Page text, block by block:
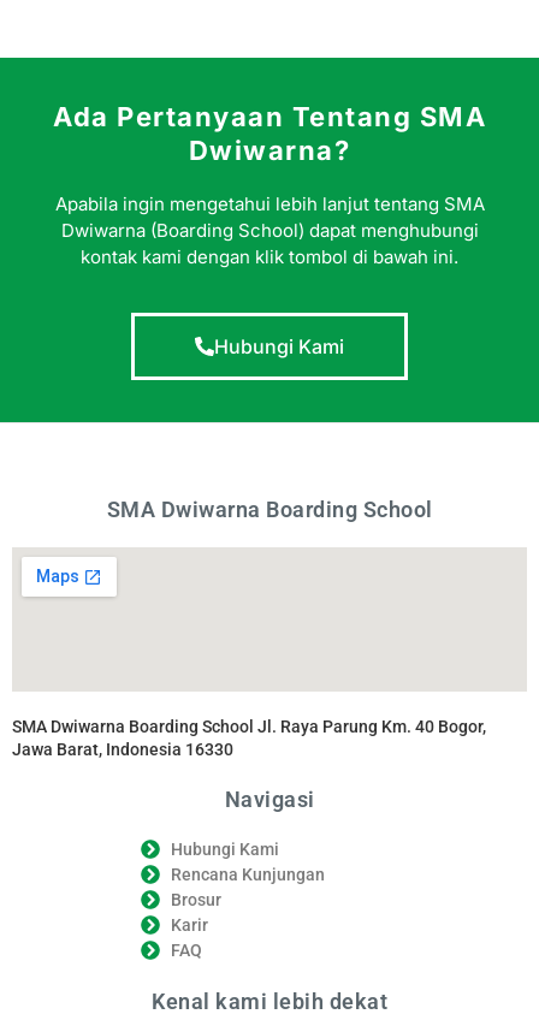
Ada Pertanyaan Tentang SMA
Dwiwarna?
Apabila ingin mengetahui lebih lanjut tentang SMA
Dwiwarna (Boarding School) dapat menghubungi
kontak kami dengan klik tombol di bawah ini.
Hubungi Kami
SMA Dwiwarna Boarding School
SMA Dwiwarna Boarding School Jl. Raya Parung Km. 40 Bogor,
Jawa Barat, Indonesia 16330
Navigasi
Hubungi Kami
Rencana Kunjungan
Brosur
Karir
FAQ
Kenal kami lebih dekat